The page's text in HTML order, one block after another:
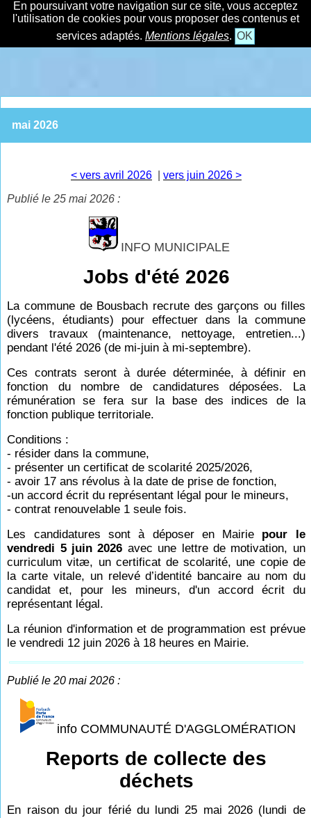
En poursuivant votre navigation sur ce site, vous acceptez
l'utilisation de cookies pour vous proposer des contenus et
services adaptés. Mentions légales. OK
mai 2026
< vers avril 2026
vers juin 2026 >
Publié le 25 mai 2026 :
INFO MUNICIPALE
Jobs d'été 2026
La commune de Bousbach recrute des garçons ou filles
(lycéens, étudiants) pour effectuer dans la commune
divers travaux (maintenance, nettoyage, entretien...)
pendant l'été 2026 (de mi-juin à mi-septembre).
Ces contrats seront à durée déterminée, à définir en
fonction du nombre de candidatures déposées. La
rémunération se fera sur la base des indices de la
fonction publique territoriale.
Conditions :
- résider dans la commune,
- présenter un certificat de scolarité 2025/2026,
- avoir 17 ans révolus à la date de prise de fonction,
-un accord écrit du représentant légal pour le mineurs,
- contrat renouvelable 1 seule fois.
Les candidatures sont à déposer en Mairie pour le
vendredi 5 juin 2026 avec une lettre de motivation, un
curriculum vitæ, un certificat de scolarité, une copie de
la carte vitale, un relevé d’identité bancaire au nom du
candidat et, pour les mineurs, d'un accord écrit du
représentant légal.
La réunion d'information et de programmation est prévue
le vendredi 12 juin 2026 à 18 heures en Mairie.
Publié le 20 mai 2026 :
info COMMUNAUTÉ D'AGGLOMÉRATION
Reports de collecte des
déchets
En raison du jour férié du lundi 25 mai 2026 (lundi de